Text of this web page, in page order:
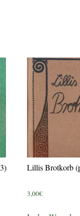
Lillis Brotkorb
3,00€